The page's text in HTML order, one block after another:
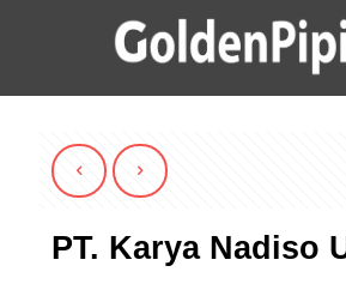
PT. Karya Nadiso